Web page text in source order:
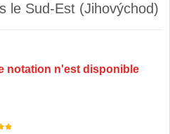
le Sud-Est (Jihovýchod)
notation n'est disponible